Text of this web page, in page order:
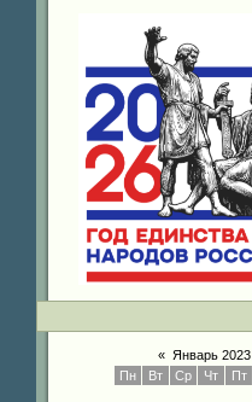
« Январь 2023
Пн
Вт Ср Чт Пт